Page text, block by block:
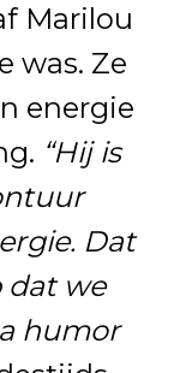
Marilou
was. Ze
energie
“Hij is
Dat
dat we
humor